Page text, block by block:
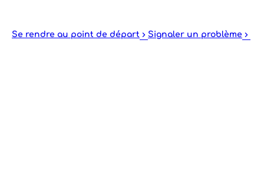
Se rendre au point de départ Signaler un problème